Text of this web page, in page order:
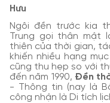
Hưu
Ngôi đền trước kia
Trung gọi thân mật
thiên của thời gian,
khiến nhiều hạng
cũng thu hẹp so với
đến năm 1990, Đền
- Thông tin (nay là
công nhận là Di tích